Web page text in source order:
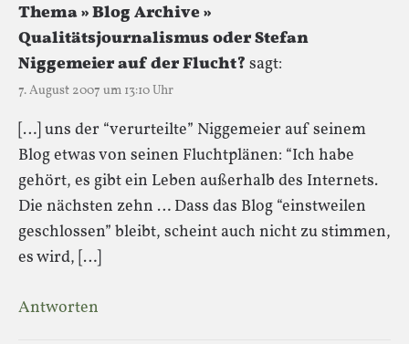
Thema » Blog Archive »
Qualitätsjournalismus oder Stefan
Niggemeier auf der Flucht? sagt:
7. August 2007 um 13:10 Uhr
[…] uns der “verurteilte” Niggemeier auf seinem
Blog etwas von seinen Fluchtplänen: “Ich habe
gehört, es gibt ein Leben außerhalb des Internets.
Die nächsten zehn … Dass das Blog “einstweilen
geschlossen” bleibt, scheint auch nicht zu stimmen,
es wird, […]
Antworten